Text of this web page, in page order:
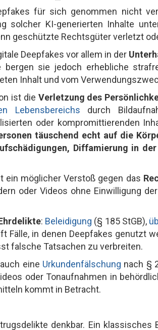
für sich genommen nicht
solcher KI-generierten Inhalte
geschützte Rechtsgüter verletzt
Deepfakes vor allem in der
bergen sie jedoch erhebliche
Inhalt und vom
ist die Verletzung des
Lebensbereichs durch
oder kompromittierenden
täuschend echt auf die
Diffamierung in
ein möglicher Verstoß gegen das
oder Videos ohne Einwilligung
: Beleidigung (§ 185 StGB),
Fälle, in denen Deepfakes genutzt
falsche Tatsachen zu verbreiten.
eine Urkundenfälschung nach §
oder Tonaufnahmen in
kommt in Betracht.
denkbar. Ein klassisches